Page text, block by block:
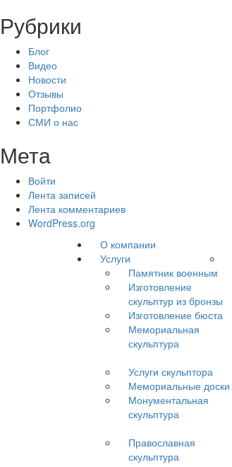
Рубрики
Блог
Видео
Новости
Отзывы
Портфолио
СМИ о нас
Мета
Войти
Лента записей
Лента комментариев
WordPress.org
О компании
Услуги
Памятник военным
Изготовление
скульптур из бронзы
Изготовление бюста
Мемориальная
скульптура
Услуги скульптора
Мемориальные доски
Монументальная
скульптура
Православная
скульптура